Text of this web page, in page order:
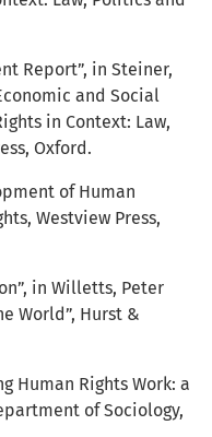
Report”, in Steiner,
and Social
in Context: Law,
Oxford.
of Human
Westview Press,
in Willetts, Peter
World”, Hurst &
Human Rights Work: a
of Sociology,